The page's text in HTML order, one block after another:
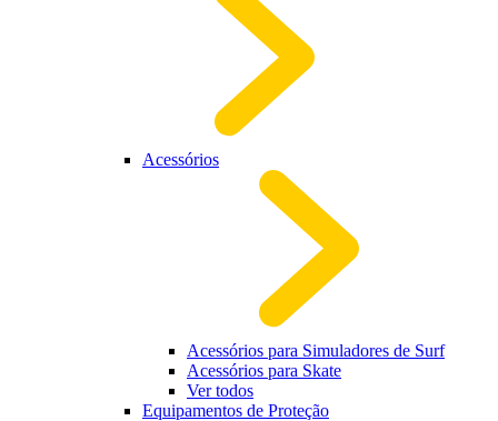
Acessórios
Acessórios para Simuladores de Surf
Acessórios para Skate
Ver todos
Equipamentos de Proteção